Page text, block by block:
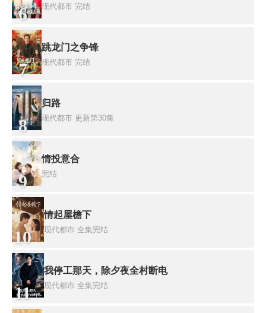
6 现代都市 完结
7
跳龙门之争锋
现代都市 完结
8
归路
现代都市 更新第30集
9
情投意合
完结
10
情起屋檐下
现代都市 全集完结
11
我停工那天，除夕夜全村断电
现代都市 全集完结